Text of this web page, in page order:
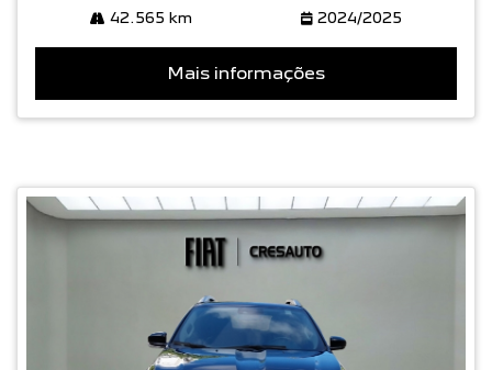
42.565 km 2024/2025
Mais informações